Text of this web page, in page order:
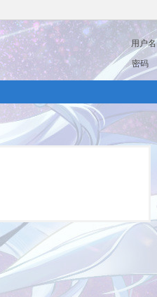
用户名
密码